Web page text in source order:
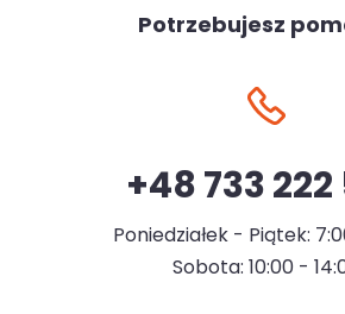
Potrzebujesz
+48 733
Poniedziałek - Piątek:
Sobota: 10:00 -